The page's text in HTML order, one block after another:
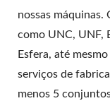
nossas
como UNC, UNF,
Esfera, até
serviços de
menos 5